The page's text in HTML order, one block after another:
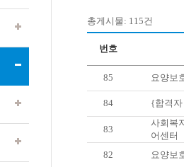
총게시물: 115건
번호
85 요양보
84 {합격자
83
사회복
어센터
82
요양보